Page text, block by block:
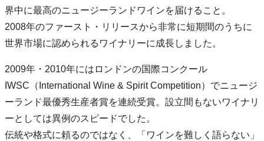
界中に最高のニュージーランドワインを届けること。
2008年のファースト・リリースから非常に短期間のうちに
世界市場に認められるワイナリーに成長しました。
2009年・2010年にはロンドンの国際コンクール
IWSC（International Wine & Spirit Competition）でニュージ
ーランド最優秀生産者賞を連続受賞。設立間もないワイナリ
ーとしては異例のスピードでした。
伝統や格式に頼るのではなく、「ワインを難しく語らない」